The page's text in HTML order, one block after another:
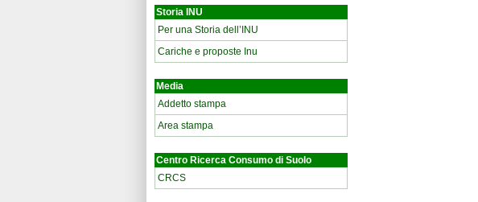
Storia INU
Per una Storia dell’INU
Cariche e proposte Inu
Media
Addetto stampa
Area stampa
Centro Ricerca Consumo di Suolo
CRCS